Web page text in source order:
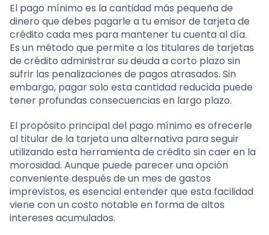
El pago mínimo es la cantidad más pequeña de
dinero que debes pagarle a tu emisor de tarjeta de
crédito cada mes para mantener tu cuenta al día.
Es un método que permite a los titulares de tarjetas
de crédito administrar su deuda a corto plazo sin
sufrir las penalizaciones de pagos atrasados. Sin
embargo, pagar solo esta cantidad reducida puede
tener profundas consecuencias en largo plazo.
El propósito principal del pago mínimo es ofrecerle
al titular de la tarjeta una alternativa para seguir
utilizando esta herramienta de crédito sin caer en la
morosidad. Aunque puede parecer una opción
conveniente después de un mes de gastos
imprevistos, es esencial entender que esta facilidad
viene con un costo notable en forma de altos
intereses acumulados.